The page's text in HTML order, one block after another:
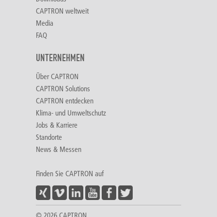
CAPTRON weltweit
Media
FAQ
UNTERNEHMEN
Über CAPTRON
CAPTRON Solutions
CAPTRON entdecken
Klima- und Umweltschutz
Jobs & Karriere
Standorte
News & Messen
Finden Sie CAPTRON auf
© 2026 CAPTRON